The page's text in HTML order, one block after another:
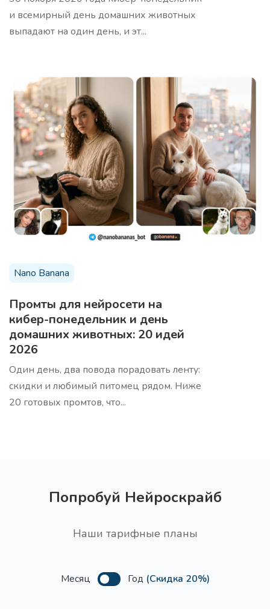
интересны целевой аудитории
20 заголовков вебинара
Про
20 заголовков для вебинара по вашей теме, для
привлечения внимания аудитории
15 тем для вашей ЦА
Про
Получите темы для целевой аудитории, чтобы
создать контент, который будет привлекать и
удерживать их внимание
Лестница Бена Ханта
Про
и всемирный день домашних животных
выпадают на один день, и эт...
Nano Banana
Промты для нейросети на
кибер-понедельник и день
домашних животных: 20 идей
2026
Один день, два повода порадовать ленту:
скидки и любимый питомец рядом. Ниже
20 готовых промтов, что...
Попробуй Нейроскрайб
Наши тарифные планы
Месяц Год (Скидка 20%)